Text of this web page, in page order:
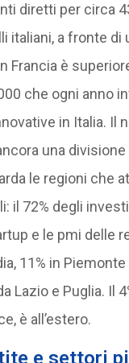
diretti per circa
italiani, a fronte di
Francia è
che ogni anno
in Italia. Il
una
le regioni che
il 72% degli
e le pmi delle
11% in
Lazio e Puglia. Il
è all’estero.
e settori